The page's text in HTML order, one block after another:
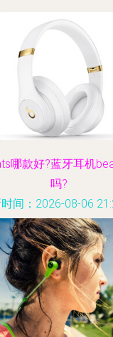
哪款好?蓝牙耳机
吗?
间：2026-08-06